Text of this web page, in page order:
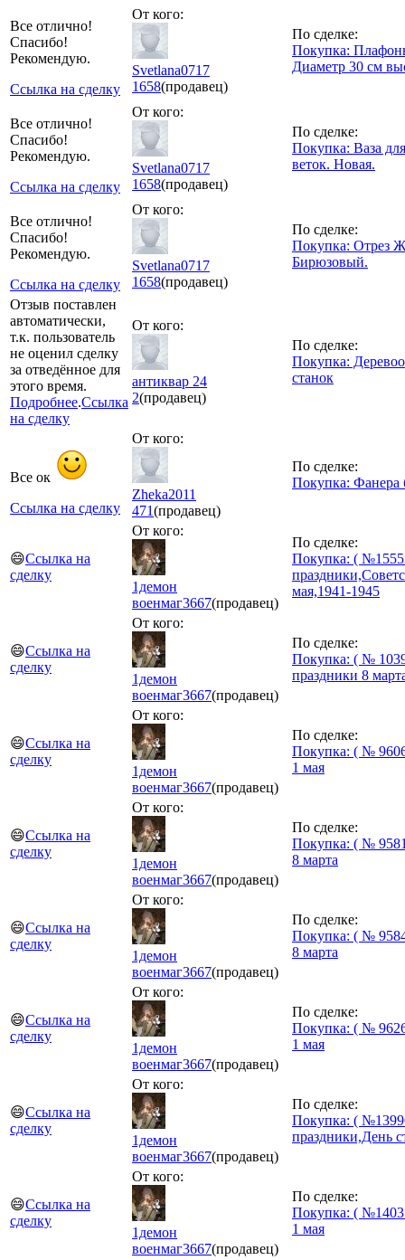
Все отлично!
Спасибо!
Рекомендую.
Ссылка на сделку
От кого:
Svetlana0717
1658(продавец)
По сделке:
Покупка:
Диаметр 30 см
Все отлично!
Спасибо!
Рекомендую.
Ссылка на сделку
От кого:
Svetlana0717
1658(продавец)
По сделке:
Покупка: Ваза
веток. Новая.
Все отлично!
Спасибо!
Рекомендую.
Ссылка на сделку
От кого:
Svetlana0717
1658(продавец)
По сделке:
Покупка: Отрез
Бирюзовый.
Отзыв поставлен
автоматически,
т.к. пользователь
не оценил сделку
за отведённое для
этого время.
Подробнее.Ссылка
на сделку
От кого:
антиквар 24
2(продавец)
По сделке:
Покупка:
станок
Все ок
Ссылка на сделку
От кого:
Zheka2011
471(продавец)
По сделке:
Покупка: Фанера
😄Ссылка на
сделку
От кого:
1демон
военмаг3667(продавец)
По сделке:
Покупка: (
мая,1941-1945
😄Ссылка на
сделку
От кого:
1демон
военмаг3667(продавец)
По сделке:
Покупка: ( №
праздники 8
😄Ссылка на
сделку
От кого:
1демон
военмаг3667(продавец)
По сделке:
Покупка: ( №
1 мая
😄Ссылка на
сделку
От кого:
1демон
военмаг3667(продавец)
По сделке:
Покупка: ( №
8 марта
😄Ссылка на
сделку
От кого:
1демон
военмаг3667(продавец)
По сделке:
Покупка: ( №
8 марта
😄Ссылка на
сделку
От кого:
1демон
военмаг3667(продавец)
По сделке:
Покупка: ( №
1 мая
😄Ссылка на
сделку
От кого:
1демон
военмаг3667(продавец)
По сделке:
Покупка: (
праздники,День
😄Ссылка на
сделку
От кого:
1демон
военмаг3667(продавец)
По сделке:
Покупка: (
1 мая